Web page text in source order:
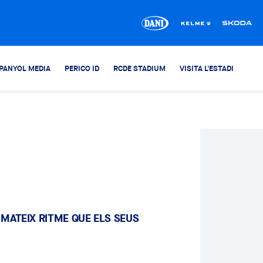
MEDIA PERICO ID RCDE STADIUM VISITA L'ESTADI
RITME QUE ELS SEUS